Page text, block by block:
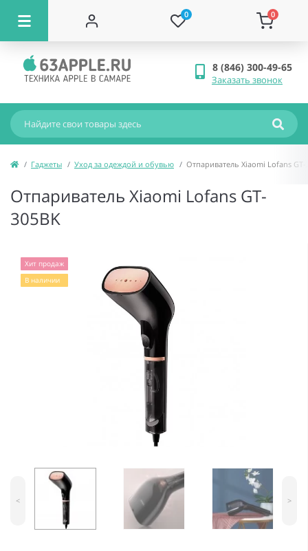
0 0
8 (846) 300-49-65
Заказать звонок
Гаджеты Уход за одеждой и обувью Отпариватель Xiaomi Lofans GT-
Отпариватель Xiaomi Lofans GT-
305BK
Хит продаж
В наличии
< >